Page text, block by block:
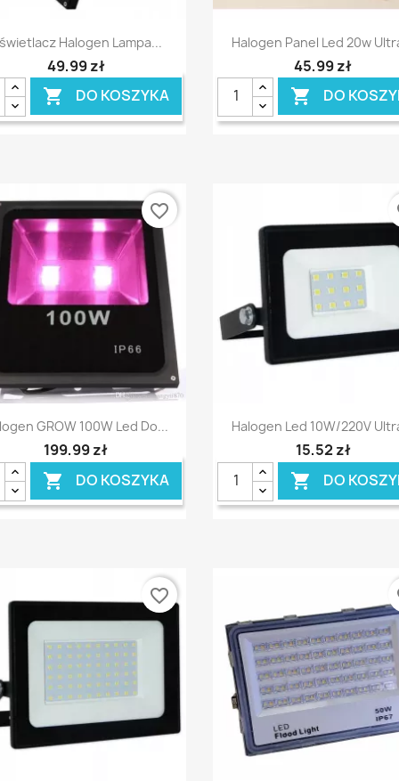
Szybki podgląd
Halogen Lampa...
49,99 zł
 DO KOSZYKA
Szybki podgląd
Halogen Panel Led 20w
45,99 zł
 DO
Szybki podgląd
GROW 100W Led Do...
199,99 zł
 DO KOSZYKA
favorite_border
Szybki podgląd
Halogen Led 10W/220V
15,52 zł
 DO
favorite_border